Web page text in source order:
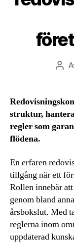
struktur,
regler som
flödena.
En erfaren
tillgång när ett
Rollen innebär
genom bland
årsbokslut. Med
reglerna inom
uppdaterad